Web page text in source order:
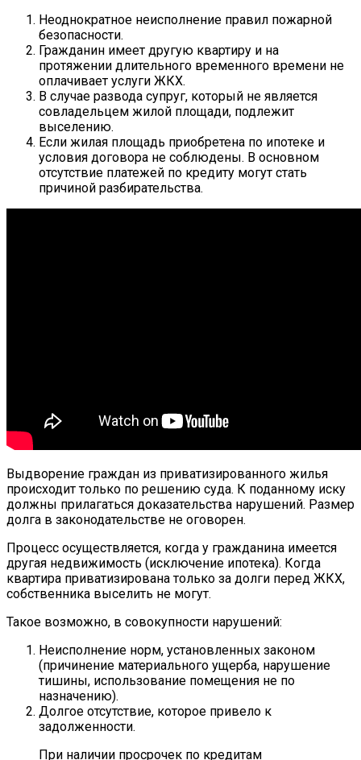
Неоднократное неисполнение правил пожарной
безопасности.
Гражданин имеет другую квартиру и на
протяжении длительного временного времени не
оплачивает услуги ЖКХ.
В случае развода супруг, который не является
совладельцем жилой площади, подлежит
выселению.
Если жилая площадь приобретена по ипотеке и
условия договора не соблюдены. В основном
отсутствие платежей по кредиту могут стать
причиной разбирательства.
Выдворение граждан из приватизированного жилья
происходит только по решению суда. К поданному иску
должны прилагаться доказательства нарушений. Размер
долга в законодательстве не оговорен.
Процесс осуществляется, когда у гражданина имеется
другая недвижимость (исключение ипотека). Когда
квартира приватизирована только за долги перед ЖКХ,
собственника выселить не могут.
Такое возможно, в совокупности нарушений:
Неисполнение норм, установленных законом
(причинение материального ущерба, нарушение
тишины, использование помещения не по
назначению).
Долгое отсутствие, которое привело к
задолженности.
При наличии просрочек по кредитам